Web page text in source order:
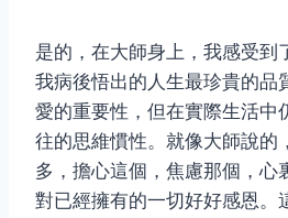
是的，在大師身上，我感受到
我病後悟出的人生最珍貴的品
愛的重要性，但在實際生活中
往的思維慣性。就像大師說的
多，擔心這個，焦慮那個，心
對已經擁有的一切好好感恩。